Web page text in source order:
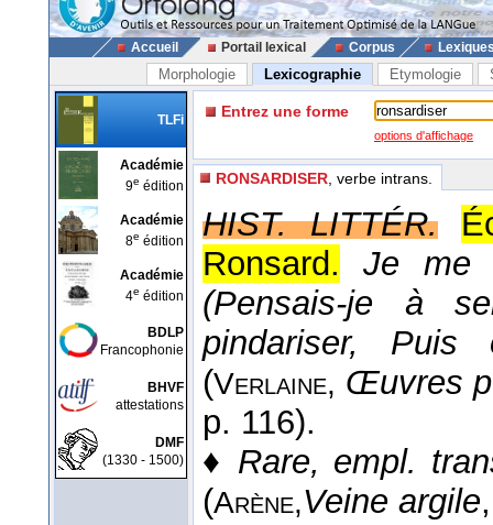
Accueil Portail lexical Corpus
Morphologie Lexicographie Etymologie
TLFi
Académie
9e édition
Académie
8e édition
Académie
4e édition
BDLP
Francophonie
BHVF
attestations
DMF
(1330 - 1500)
Entrez une forme
options d'affichage
RONSARDISER , verbe intrans.
HIST. LITTÉR.
Ronsard.
Je me
(Pensais-je à
pindariser,
(Verlaine, Œuvres
p. 116).
♦ Rare, empl.
(Arène,Veine argile